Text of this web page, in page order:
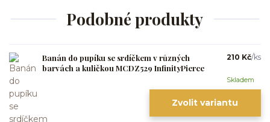
Podobné produkty
Banán do pupíku se srdíčkem v různých
barvách a kuličkou MCDZ529 InfinityPierce
210 Kč/ks
Skladem
Zvolit variantu